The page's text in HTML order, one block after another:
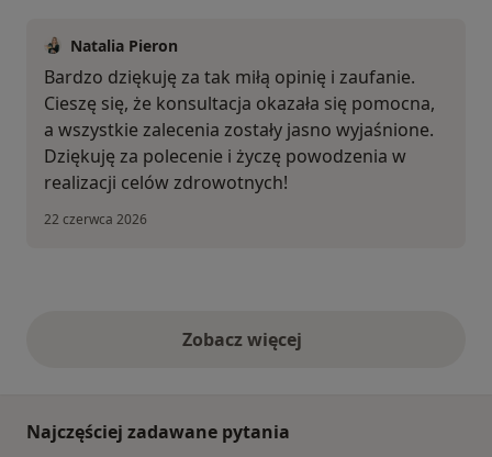
Natalia Pieron
Bardzo dziękuję za tak miłą opinię i zaufanie.
Cieszę się, że konsultacja okazała się pomocna,
a wszystkie zalecenia zostały jasno wyjaśnione.
Dziękuję za polecenie i życzę powodzenia w
realizacji celów zdrowotnych!
22 czerwca 2026
Zobacz więcejopinie powyżej
Najczęściej zadawane pytania